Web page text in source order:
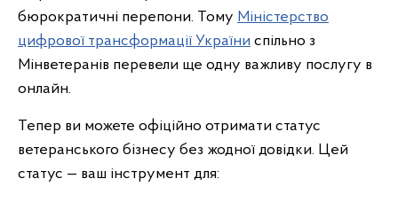
бюрократичні перепони. Тому Міністерство
цифрової трансформації України спільно з
Мінветеранів перевели ще одну важливу послугу в
онлайн.
Тепер ви можете офіційно отримати статус
ветеранського бізнесу без жодної довідки. Цей
статус — ваш інструмент для: